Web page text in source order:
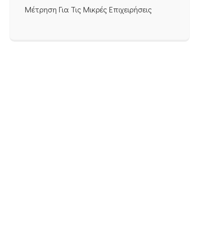
Μέτρηση Για Τις Μικρές Επιχειρήσεις